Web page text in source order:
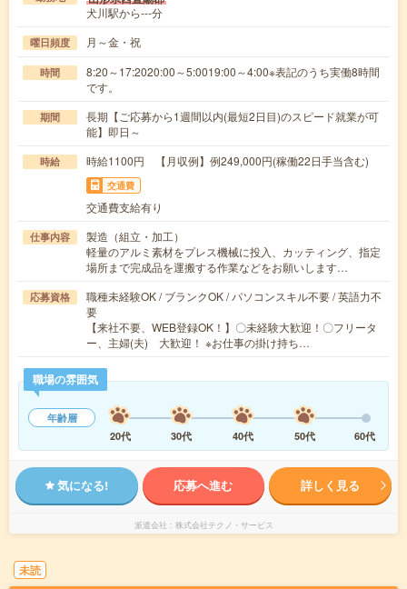
犬川駅から---分
曜日頻度 月～金・祝
時間
8:20～17:2020:00～5:0019:00～4:00※表記のうち実働8時間
です。
期間
長期【ご応募から1週間以内(最短2日目)のスピード就業が可
能】即日～
時給 時給1100円 【月収例】例249,000円(稼働22日手当含む)
交通費
交通費支給有り
仕事内容
製造（組立・加工）
軽量のアルミ素材をプレス機械に投入、カッティング、指定
場所まで完成品を運搬する作業などをお願いします…
応募資格
職種未経験OK / ブランクOK / パソコンスキル不要 / 英語力不
要
【来社不要、WEB登録OK！】〇未経験大歓迎！〇フリータ
ー、主婦(夫) 大歓迎！ ※お仕事の掛け持ち…
職場の雰囲気
年齢層
20代
30代 40代 50代 60代
気になる! 応募へ進む 詳しく見る
派遣会社 株式会社テクノ・サービス
未読